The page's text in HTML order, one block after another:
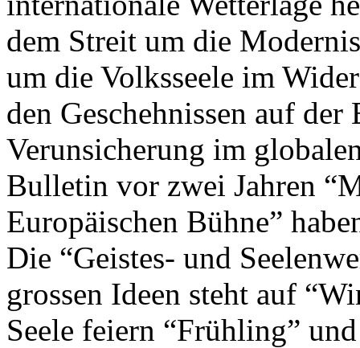
dem Streit um die
um die Volksseele im
den Geschehnissen auf
Verunsicherung im
Bulletin vor zwei Jahren
Europäischen Bühne”
Die “Geistes- und
grossen Ideen steht auf
Seele feiern “Frühling”